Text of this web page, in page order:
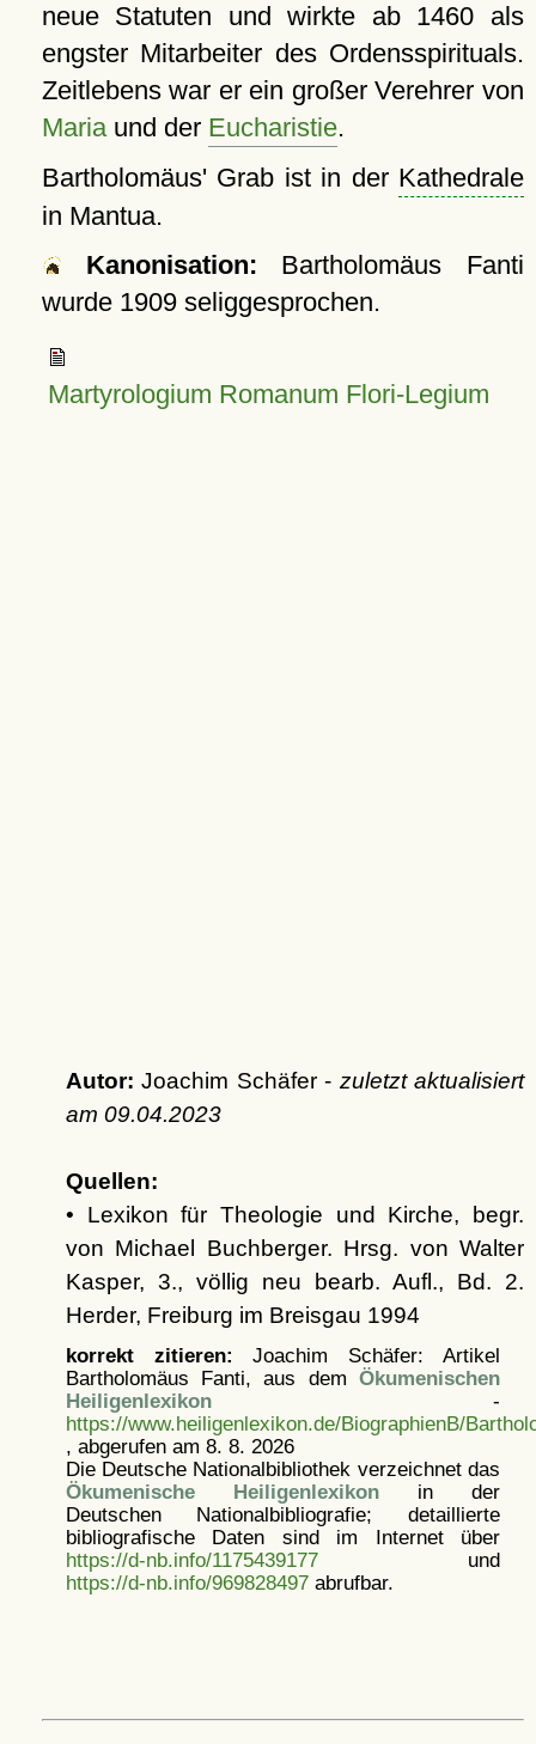
neue Statuten und wirkte ab 1460 als
engster Mitarbeiter des Ordensspirituals.
Zeitlebens war er ein großer Verehrer von
Mariaund der Eucharistie.
Bartholomäus' Grab ist in der Kathedrale
in Mantua.
Kanonisation: Bartholomäus Fanti
wurde 1909seliggesprochen.
Martyrologium Romanum Flori-Legium
Autor: Joachim Schäfer - zuletzt aktualisiert
am 09.04.2023
Quellen:
• Lexikon für Theologie und Kirche, begr.
von Michael Buchberger. Hrsg. von Walter
Kasper, 3., völlig neu bearb. Aufl., Bd. 2.
Herder, Freiburg im Breisgau 1994
korrekt zitieren: Joachim Schäfer: Artikel
Bartholomäus Fanti, aus dem Ökumenischen
Heiligenlexikon-
https://www.heiligenlexikon.de/BiographienB/
, abgerufen am 8. 8. 2026
Die Deutsche Nationalbibliothek verzeichnet das
Ökumenische Heiligenlexikonin der
Deutschen Nationalbibliografie; detaillierte
bibliografische Daten sind im Internet über
https://d-nb.info/1175439177und
https://d-nb.info/969828497abrufbar.